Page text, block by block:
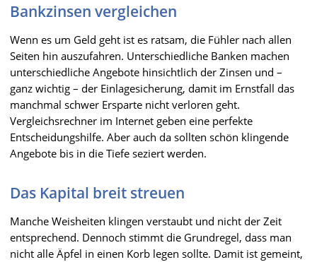
Bankzinsen vergleichen
Wenn es um Geld geht ist es ratsam, die Fühler nach allen
Seiten hin auszufahren. Unterschiedliche Banken machen
unterschiedliche Angebote hinsichtlich der Zinsen und –
ganz wichtig – der Einlagesicherung, damit im Ernstfall das
manchmal schwer Ersparte nicht verloren geht.
Vergleichsrechner im Internet geben eine perfekte
Entscheidungshilfe. Aber auch da sollten schön klingende
Angebote bis in die Tiefe seziert werden.
Das Kapital breit streuen
Manche Weisheiten klingen verstaubt und nicht der Zeit
entsprechend. Dennoch stimmt die Grundregel, dass man
nicht alle Äpfel in einen Korb legen sollte. Damit ist gemeint,